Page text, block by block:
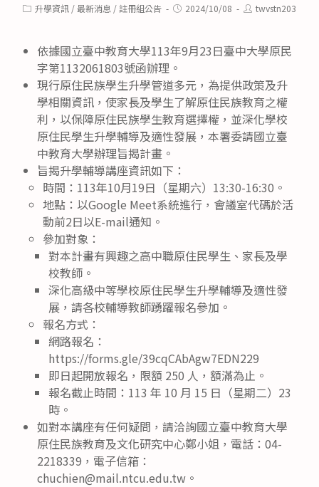
Post升學資訊 /最新消息 /註冊組公告
Post2024/10/08
Posttwvstn203
依據國立臺中教育大學113年9月23日臺中大學原民
字第1132061803號函辦理。
現行原住民族學生升學管道多元，為提供政策及升
學相關資訊，使家長及學生了解原住民族教育之權
利，以保障原住民族學生教育選擇權，並深化學校
原住民學生升學輔導及適性發展，本署委請國立臺
中教育大學辦理旨揭計畫。
旨揭升學輔導講座資訊如下：
時間：113年10月19日（星期六）13:30-16:30。
地點：以Google Meet系統進行，會議室代碼於活
動前2日以E-mail通知。
參加對象：
對本計畫有興趣之高中職原住民學生、家長及學
校教師。
深化高級中等學校原住民學生升學輔導及適性發
展，請各校輔導教師踴躍報名參加。
報名方式：
網路報名：
https://forms.gle/39cqCAbAgw7EDN229
即日起開放報名，限額 250 人，額滿為止。
報名截止時間：113 年 10 月 15 日（星期二）23
時。
如對本講座有任何疑問，請洽詢國立臺中教育大學
原住民族教育及文化研究中心鄭小姐，電話：04-
2218339，電子信箱：
chuchien@mail.ntcu.edu.tw。